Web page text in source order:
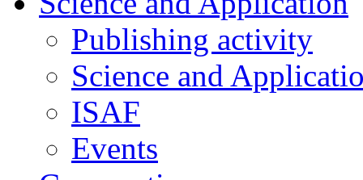
Publishing activity
Science and
ISAF
Events